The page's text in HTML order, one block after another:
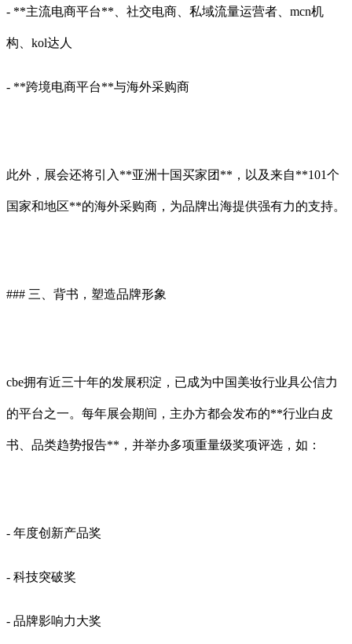
- **主流电商平台**、社交电商、私域流量运营者、mcn机
构、kol达人
- **跨境电商平台**与海外采购商
此外，展会还将引入**亚洲十国买家团**，以及来自**101个
国家和地区**的海外采购商，为品牌出海提供强有力的支持。
### 三、背书，塑造品牌形象
cbe拥有近三十年的发展积淀，已成为中国美妆行业具公信力
的平台之一。每年展会期间，主办方都会发布的**行业白皮
书、品类趋势报告**，并举办多项重量级奖项评选，如：
- 年度创新产品奖
- 科技突破奖
- 品牌影响力大奖